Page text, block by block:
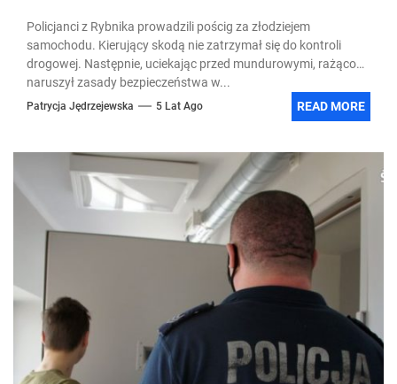
Policjanci z Rybnika prowadzili pościg za złodziejem
samochodu. Kierujący skodą nie zatrzymał się do kontroli
drogowej. Następnie, uciekając przed mundurowymi, rażąco
naruszył zasady bezpieczeństwa w...
Patrycja Jędrzejewska 5 Lat Ago READ MORE